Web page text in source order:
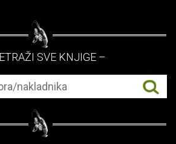
SVE KNJIGE –